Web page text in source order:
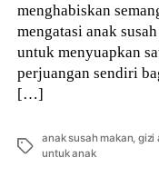
menghabiskan
mengatasi anak
untuk menyuapkan
perjuangan sendiri
[…]
Tags
anak susah makan, gizi
untuk anak